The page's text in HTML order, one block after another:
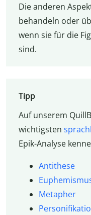
Die anderen
behandeln oder
wenn sie für die
sind.
Tipp
Auf unserem
wichtigsten
Epik-Analyse
Antithese
Metapher